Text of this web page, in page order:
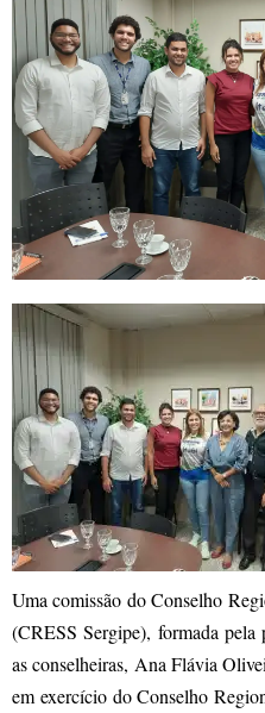
Uma comissão do Conselho
(CRESS Sergipe), formada
as conselheiras, Ana Flávia
em exercício do Conselho